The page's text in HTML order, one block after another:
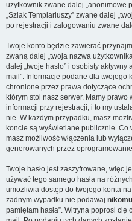
użytkownik zwane dalej „anonimowe
„Szlak Templariuszy” zwane dalej
po rejestracji i zalogowaniu zwane
Twoje konto będzie zawierać
zwaną dalej „twoja nazwa
dalej „twoje hasło” i osobisty
mail”. Informacje podane dla twojego
chronione przez prawa dotyczące
którym stoi nasz serwer. Mamy
informacji przy rejestracji, i to my
nie. W każdym przypadku, masz
koncie są wyświetlane publicznie.
masz możliwość włączenia lub
generowanych przez
Twoje hasło jest zaszyfrowane, więc
używać tego samego hasła na
umożliwia dostęp do twojego konta
żadnym wypadku nie podawaj nikomu
pamiętam hasła”. Witryna poprosi